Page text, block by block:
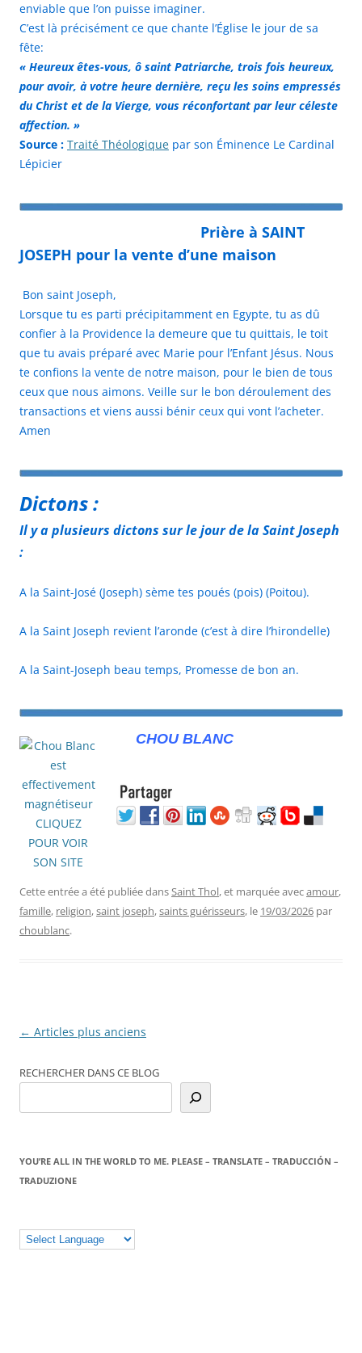
enviable que l’on puisse imaginer.
C’est là précisément ce que chante l’Église le jour de sa
fête:
« Heureux êtes-vous, ô saint Patriarche, trois fois heureux,
pour avoir, à votre heure dernière, reçu les soins empressés
du Christ et de la Vierge, vous réconfortant par leur céleste
affection. »
Source : Traité Théologique par son Éminence Le Cardinal
Lépicier
Prière à SAINT
JOSEPH pour la vente d’une maison
Bon saint Joseph,
Lorsque tu es parti précipitamment en Egypte, tu as dû
confier à la Providence la demeure que tu quittais, le toit
que tu avais préparé avec Marie pour l’Enfant Jésus. Nous
te confions la vente de notre maison, pour le bien de tous
ceux que nous aimons. Veille sur le bon déroulement des
transactions et viens aussi bénir ceux qui vont l’acheter.
Amen
Dictons :
Il y a plusieurs dictons sur le jour de la Saint Joseph
:
A la Saint-José (Joseph) sème tes poués (pois) (Poitou).
A la Saint Joseph revient l’aronde (c’est à dire l’hirondelle)
A la Saint-Joseph beau temps, Promesse de bon an.
CHOU BLANC
Cette entrée a été publiée dansSaint Thol, et marquée avecamour,
famille, religion,saint joseph,saints guérisseurs, le 19/03/2026 par
choublanc.
Navigation
articles
← Articles plus anciens
RECHERCHER DANS CE BLOG
YOU’RE ALL IN THE WORLD TO ME. PLEASE – TRANSLATE – TRADUCCIÓN –
TRADUZIONE